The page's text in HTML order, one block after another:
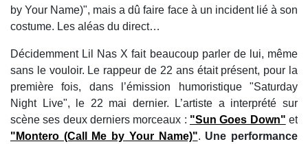
by Your Name)", mais a dû faire face à un incident lié à son
costume. Les aléas du direct…
Décidemment Lil Nas X fait beaucoup parler de lui, même
sans le vouloir. Le rappeur de 22 ans était présent, pour la
première fois, dans l’émission humoristique "Saturday
Night Live", le 22 mai dernier. L’artiste a interprété sur
scène ses deux derniers morceaux : "Sun Goes Down" et
"Montero (Call Me by Your Name)". Une performance